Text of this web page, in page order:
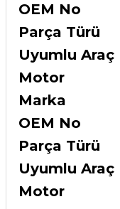
OEM No
Parça Türü
Uyumlu Araç
Motor
Marka
OEM No
Parça Türü
Uyumlu Araç
Motor